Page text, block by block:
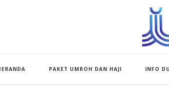
PAKET UMROH DAN HAJI INFO